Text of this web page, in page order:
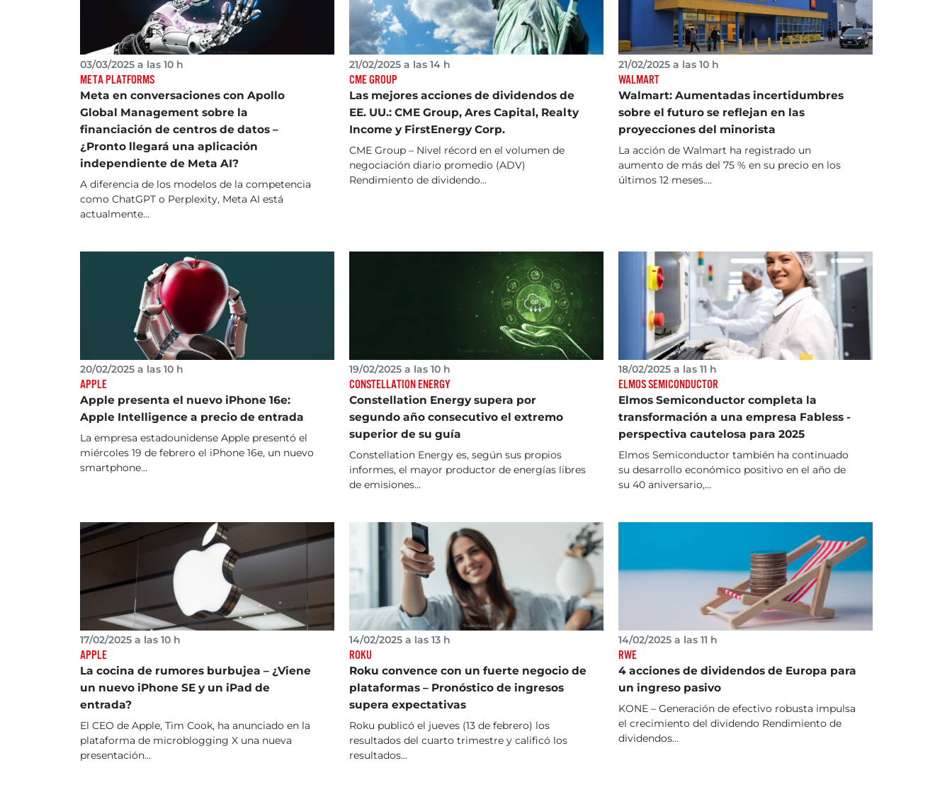
03/03/2025 a las 10 h
META PLATFORMS
Meta en conversaciones con Apollo
Global Management sobre la
financiación de centros de datos –
¿Pronto llegará una aplicación
independiente de Meta AI?
A diferencia de los modelos de la competencia
como ChatGPT o Perplexity, Meta AI está
actualmente...
21/02/2025 a las 14 h
CME GROUP
Las mejores acciones de dividendos de
EE. UU.: CME Group, Ares Capital, Realty
Income y FirstEnergy Corp.
CME Group – Nivel récord en el volumen de
negociación diario promedio (ADV)
Rendimiento de dividendo...
21/02/2025 a las 10 h
WALMART
Walmart: Aumentadas incertidumbres
sobre el futuro se reflejan en las
proyecciones del minorista
La acción de Walmart ha registrado un
aumento de más del 75 % en su precio en los
últimos 12 meses....
20/02/2025 a las 10 h
APPLE
Apple presenta el nuevo iPhone 16e:
Apple Intelligence a precio de entrada
La empresa estadounidense Apple presentó el
miércoles 19 de febrero el iPhone 16e, un nuevo
smartphone...
19/02/2025 a las 10 h
CONSTELLATION ENERGY
Constellation Energy supera por
segundo año consecutivo el extremo
superior de su guía
Constellation Energy es, según sus propios
informes, el mayor productor de energías libres
de emisiones...
18/02/2025 a las 11 h
ELMOS SEMICONDUCTOR
Elmos Semiconductor completa la
transformación a una empresa Fabless -
perspectiva cautelosa para 2025
Elmos Semiconductor también ha continuado
su desarrollo económico positivo en el año de
su 40 aniversario,...
17/02/2025 a las 10 h
APPLE
La cocina de rumores burbujea – ¿Viene
un nuevo iPhone SE y un iPad de
entrada?
El CEO de Apple, Tim Cook, ha anunciado en la
plataforma de microblogging X una nueva
presentación...
14/02/2025 a las 13 h
ROKU
Roku convence con un fuerte negocio de
plataformas – Pronóstico de ingresos
supera expectativas
Roku publicó el jueves (13 de febrero) los
resultados del cuarto trimestre y calificó los
resultados...
14/02/2025 a las 11 h
RWE
4 acciones de dividendos de Europa para
un ingreso pasivo
KONE – Generación de efectivo robusta impulsa
el crecimiento del dividendo Rendimiento de
dividendos...